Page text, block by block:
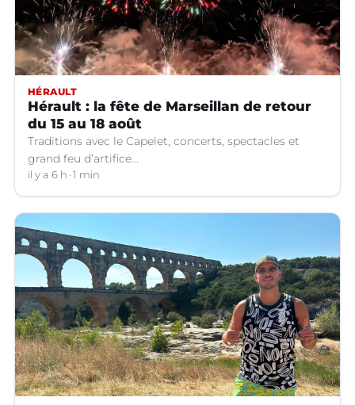
HÉRAULT
Hérault : la fête de Marseillan de retour
du 15 au 18 août
Traditions avec le Capelet, concerts, spectacles et
grand feu d’artifice...
il y a 6 h 1 min